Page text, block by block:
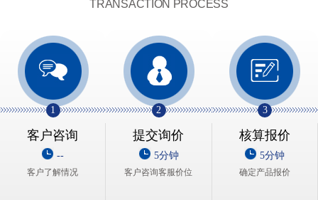
TRANSACTION PROCESS
1
客户咨询
--
客户了解情况
2
提交询价
5分钟
客户咨询客服价位
3
核算报价
5分钟
确定产品报价